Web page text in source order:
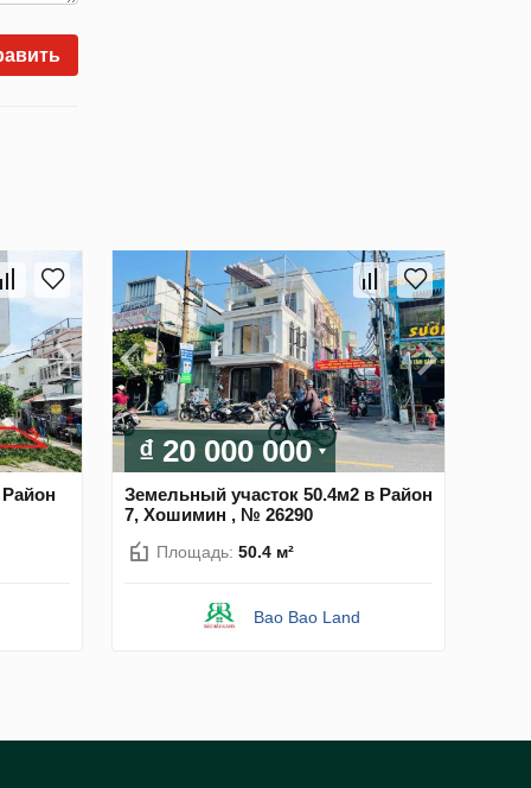
₫ 20 000 000
Земельный участок 50.4м2 в Район
7, Хошимин , № 26290
Площадь: 50.4 м²
Bao Bao Land